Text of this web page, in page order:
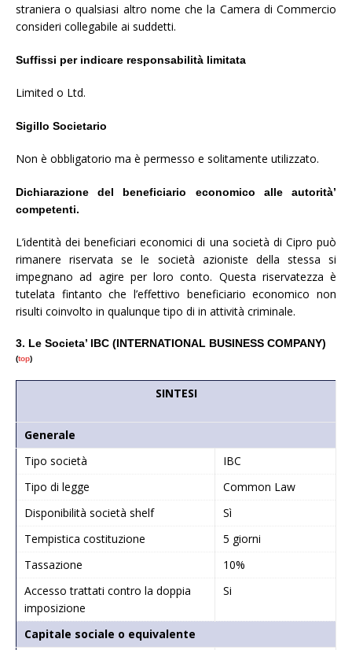
straniera o qualsiasi altro nome che la Camera di Commercio
consideri collegabile ai suddetti.
Suffissi per indicare responsabilità limitata
Limited o Ltd.
Sigillo Societario
Non è obbligatorio ma è permesso e solitamente utilizzato.
Dichiarazione del beneficiario economico alle autorità’
competenti.
L’identità dei beneficiari economici di una società di Cipro può
rimanere riservata se le società azioniste della stessa si
impegnano ad agire per loro conto. Questa riservatezza è
tutelata fintanto che l’effettivo beneficiario economico non
risulti coinvolto in qualunque tipo di in attività criminale.
3. Le Societa’ IBC (INTERNATIONAL BUSINESS COMPANY)
(top)
SINTESI
Generale
Tipo società
IBC
Tipo di legge
Common Law
Disponibilità società shelf
Sì
Tempistica costituzione
5 giorni
Tassazione
10%
Accesso trattati contro la doppia
imposizione
Si
Capitale sociale o equivalente